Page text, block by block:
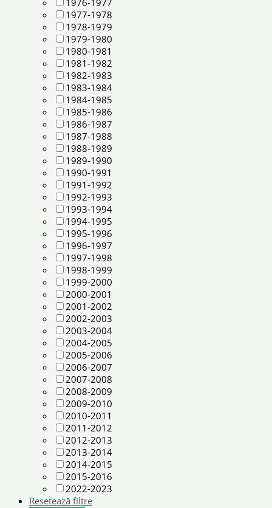
1976-1977
1977-1978
1978-1979
1979-1980
1980-1981
1981-1982
1982-1983
1983-1984
1984-1985
1985-1986
1986-1987
1987-1988
1988-1989
1989-1990
1990-1991
1991-1992
1992-1993
1993-1994
1994-1995
1995-1996
1996-1997
1997-1998
1998-1999
1999-2000
2000-2001
2001-2002
2002-2003
2003-2004
2004-2005
2005-2006
2006-2007
2007-2008
2008-2009
2009-2010
2010-2011
2011-2012
2012-2013
2013-2014
2014-2015
2015-2016
2022-2023
Resetează filtre